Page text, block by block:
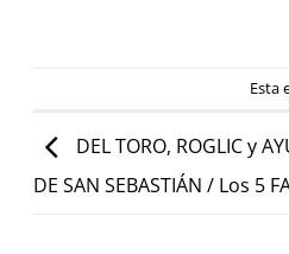
Esta
DEL TORO, ROGLIC y
DE SAN SEBASTIÁN / Los 5